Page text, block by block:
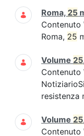
Roma, 25
Contenuto
Roma, 25
Volume 25
Contenuto
resistenza
Volume 25
Contenuto